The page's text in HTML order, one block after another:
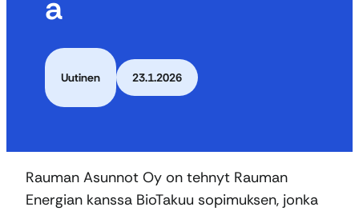
Uutinen 23.1.2026
Rauman Asunnot Oy on tehnyt Rauman
Energian kanssa BioTakuu sopimuksen, jonka